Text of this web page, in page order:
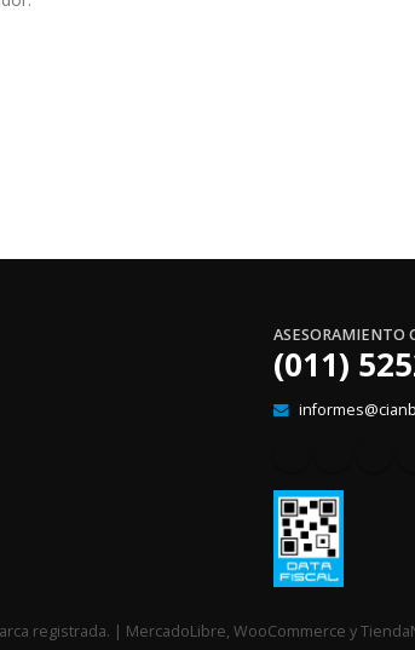
ASESORAMIENTO
(011)
registrada. | MercadoLibre, WooCommerce y